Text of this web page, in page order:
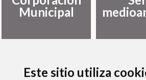
Este sitio utiliza
Municipal